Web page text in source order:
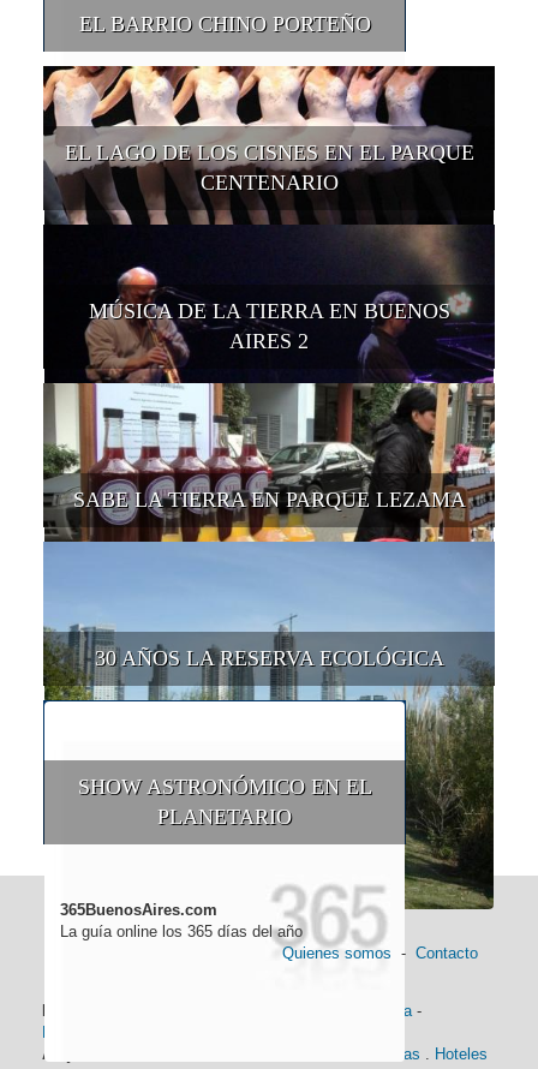
EL BARRIO CHINO PORTEÑO
EL LAGO DE LOS CISNES EN EL PARQUE
CENTENARIO
MÚSICA DE LA TIERRA EN BUENOS
AIRES 2
SABE LA TIERRA EN PARQUE LEZAMA
30 AÑOS LA RESERVA ECOLÓGICA
SHOW ASTRONÓMICO EN EL
PLANETARIO
365BuenosAires.com
La guía online los 365 días del año
Quienes somos - Contacto
Historia -
Alojamiento:
Hoteles 4 Estrellas
Hoteles